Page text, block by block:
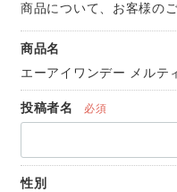
商品について、お客様の
商品名
エーアイワンデー メルテ
投稿者名 必須
性別